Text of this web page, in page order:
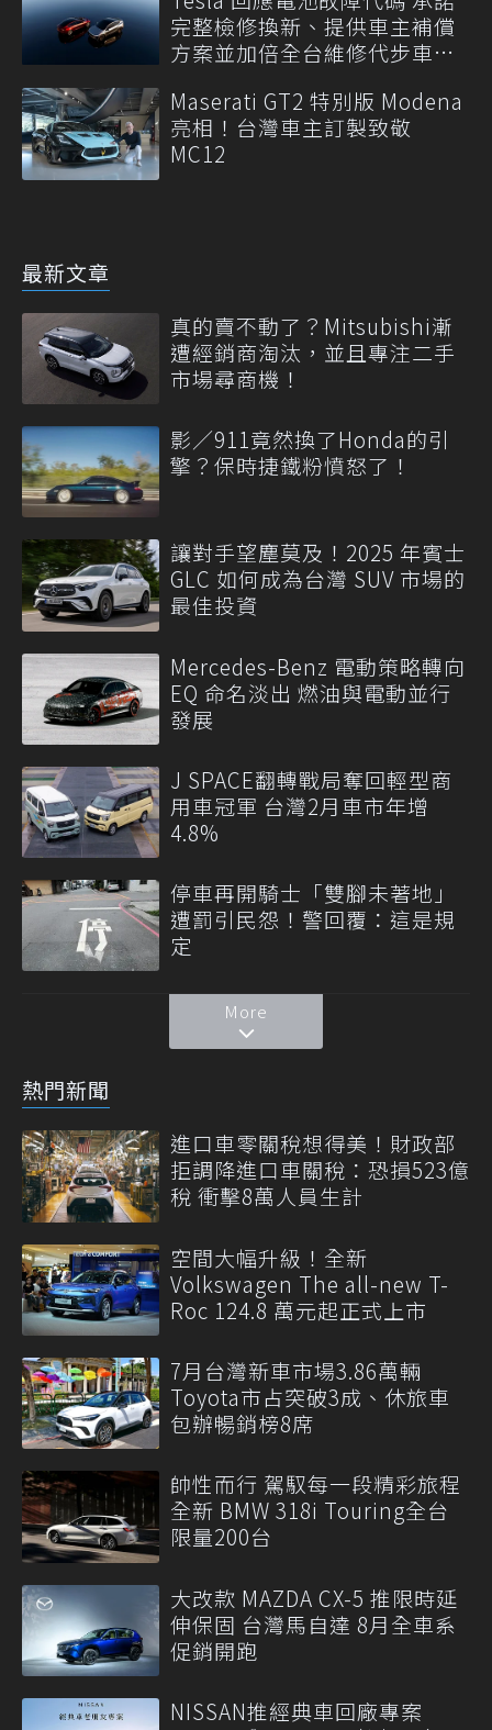
完整檢修換新、提供車主補償
方案並加倍全台維修代步車數
Maserati GT2 特別版 Modena
亮相！台灣車主訂製致敬
MC12
最新文章
真的賣不動了？Mitsubishi漸
遭經銷商淘汰，並且專注二手
市場尋商機！
影／911竟然換了Honda的引
擎？保時捷鐵粉憤怒了！
讓對手望塵莫及！2025 年賓士
GLC 如何成為台灣 SUV 市場的
最佳投資
Mercedes-Benz 電動策略轉向
EQ 命名淡出 燃油與電動並行
發展
J SPACE翻轉戰局奪回輕型商
用車冠軍 台灣2月車市年增
4.8%
停車再開騎士「雙腳未著地」
遭罰引民怨！警回覆：這是規
定
More
熱門新聞
進口車零關稅想得美！財政部
拒調降進口車關稅：恐損523億
稅 衝擊8萬人員生計
空間大幅升級！全新
Volkswagen The all-new T-
Roc 124.8 萬元起正式上市
7月台灣新車市場3.86萬輛
Toyota市占突破3成、休旅車
包辦暢銷榜8席
帥性而行 駕馭每一段精彩旅程
全新 BMW 318i Touring全台
限量200台
大改款 MAZDA CX-5 推限時延
伸保固 台灣馬自達 8月全車系
促銷開跑
NISSAN推經典車回廠專案